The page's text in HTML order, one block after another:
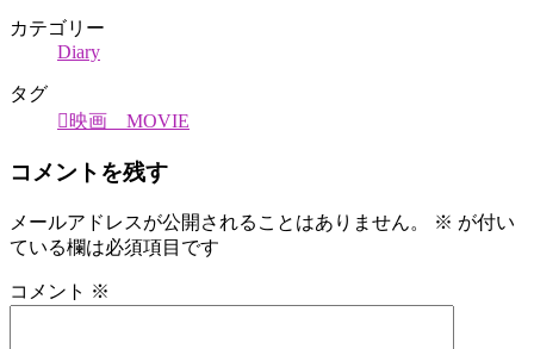
カテゴリー
Diary
タグ
映画 MOVIE
コメントを残す
メールアドレスが公開されることはありません。 ※ が付い
ている欄は必須項目です
コメント ※